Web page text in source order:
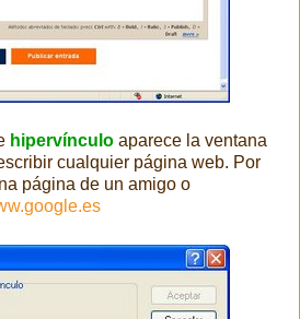
hipervínculo aparece la ventana
cualquier página web. Por
página de un amigo o